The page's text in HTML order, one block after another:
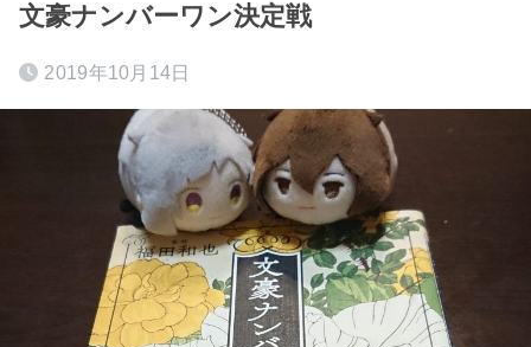
文豪ナンバーワン決定戦
2019年10月14日